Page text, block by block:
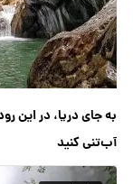
به جای دریا، در این
آب‌تنی کنید